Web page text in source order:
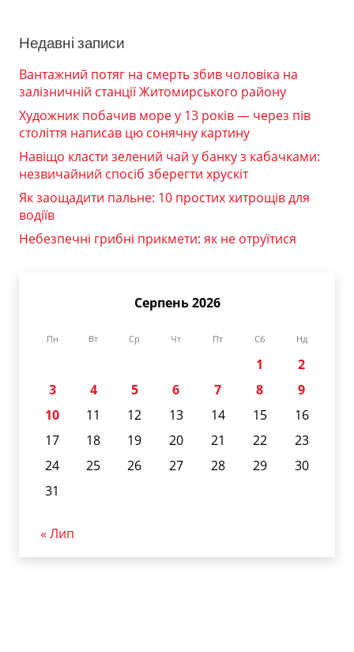
Недавні записи
Вантажний потяг на смерть збив чоловіка на
залізничній станції Житомирського району
Художник побачив море у 13 років — через пів
століття написав цю сонячну картину
Навіщо класти зелений чай у банку з кабачками:
незвичайний спосіб зберегти хрускіт
Як заощадити пальне: 10 простих хитрощів для
водіїв
Небезпечні грибні прикмети: як не отруїтися
Серпень 2026
Пн Вт Ср Чт Пт Сб Нд
1
2
3
4 5 6 7 8
9
10
11 12 13 14 15
16
17
18 19 20 21 22
23
24
25 26 27 28 29
30
31
« Лип